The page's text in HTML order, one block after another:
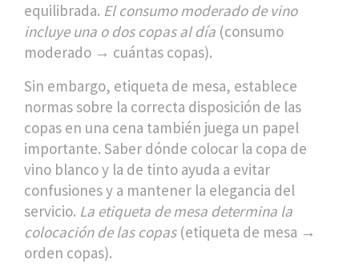
equilibrada. El consumo moderado de vino
incluye una o dos copas al día (consumo
moderado → cuántas copas).
Sin embargo, etiqueta de mesa, establece
normas sobre la correcta disposición de las
copas en una cena también juega un papel
importante. Saber dónde colocar la copa de
vino blanco y la de tinto ayuda a evitar
confusiones y a mantener la elegancia del
servicio. La etiqueta de mesa determina la
colocación de las copas(etiqueta de mesa →
orden copas).